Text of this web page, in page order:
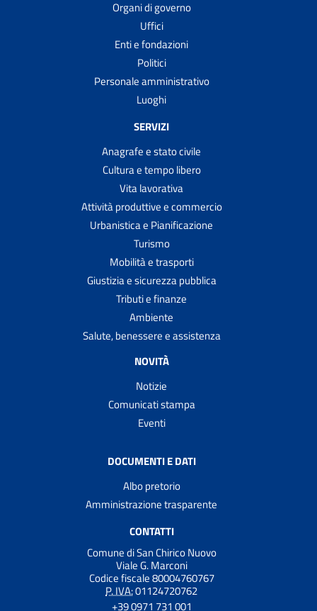
Organi di governo
Uffici
Enti e fondazioni
Politici
Personale amministrativo
Luoghi
SERVIZI
Anagrafe e stato civile
Cultura e tempo libero
Vita lavorativa
Attività produttive e commercio
Urbanistica e Pianificazione
Turismo
Mobilità e trasporti
Giustizia e sicurezza pubblica
Tributi e finanze
Ambiente
Salute, benessere e assistenza
NOVITÀ
Notizie
Comunicati stampa
Eventi
DOCUMENTI E DATI
Albo pretorio
Amministrazione trasparente
CONTATTI
Comune di San Chirico Nuovo
Viale G. Marconi
Codice fiscale 80004760767
P. IVA:01124720762
+39 0971 731 001